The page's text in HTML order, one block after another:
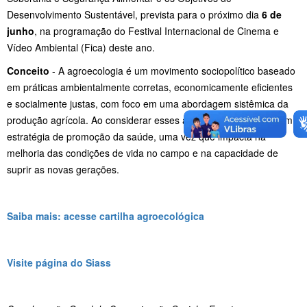
Desenvolvimento Sustentável, prevista para o próximo dia 6 de
junho, na programação do Festival Internacional de Cinema e
Vídeo Ambiental (Fica) deste ano.
Conceito - A agroecologia é um movimento sociopolítico baseado
em práticas ambientalmente corretas, economicamente eficientes
e socialmente justas, com foco em uma abordagem sistêmica da
produção agrícola. Ao considerar esses aspectos, constitui-se em
estratégia de promoção da saúde, uma vez que impacta na
melhoria das condições de vida no campo e na capacidade de
suprir as novas gerações.
Saiba mais: acesse cartilha agroecológica
Visite página do Siass